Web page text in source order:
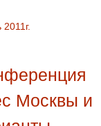
Москвы и